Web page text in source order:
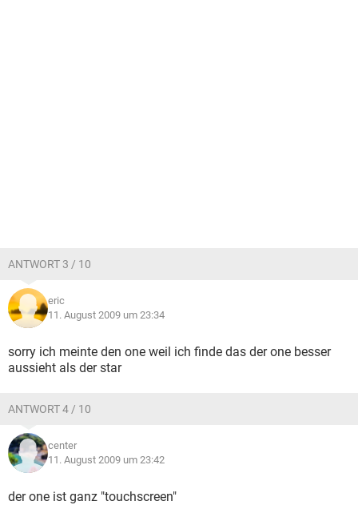
ANTWORT 3 / 10
eric
11. August 2009 um 23:34
sorry ich meinte den one weil ich finde das der one besser
aussieht als der star
ANTWORT 4 / 10
center
11. August 2009 um 23:42
der one ist ganz "touchscreen"